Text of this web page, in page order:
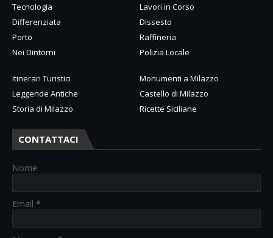
Tecnologia
Lavori in Corso
Differenziata
Dissesto
Porto
Raffineria
Nei Dintorni
Polizia Locale
Itinerari Turistici
Monumenti a Milazzo
Leggende Antiche
Castello di Milazzo
Storia di Milazzo
Ricette Siciliane
CONTATTACI
Nome
Email *